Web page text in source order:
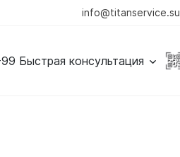
info@titanservice.su
Быстрая консультация